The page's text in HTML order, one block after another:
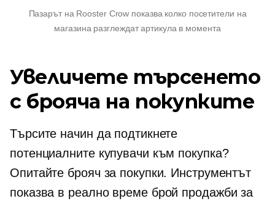
Пазарът на Rooster Crow показва колко посетители на
магазина разглеждат артикула в момента
Увеличете търсенето
с брояча на покупките
Търсите начин да подтикнете
потенциалните купувачи към покупка?
Опитайте брояч за покупки. Инструментът
показва в реално времеброй продажби за